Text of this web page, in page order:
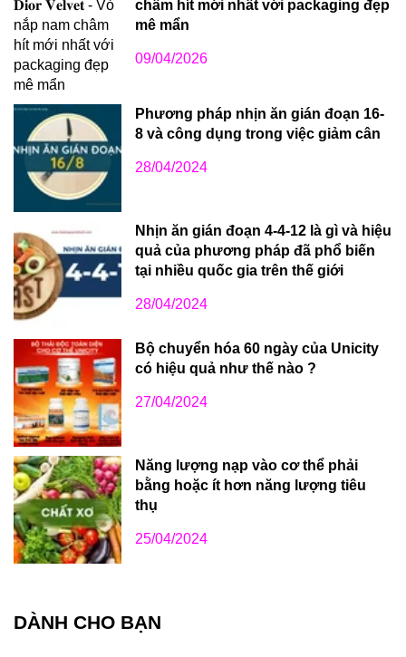
châm hít mới nhất với packaging đẹp
mê mẩn
09/04/2026
Phương pháp nhịn ăn gián đoạn 16-
8 và công dụng trong việc giảm cân
28/04/2024
Nhịn ăn gián đoạn 4-4-12 là gì và hiệu
quả của phương pháp đã phổ biến
tại nhiều quốc gia trên thế giới
28/04/2024
Bộ chuyển hóa 60 ngày của Unicity
có hiệu quả như thế nào ?
27/04/2024
Năng lượng nạp vào cơ thể phải
bằng hoặc ít hơn năng lượng tiêu
thụ
25/04/2024
DÀNH CHO BẠN